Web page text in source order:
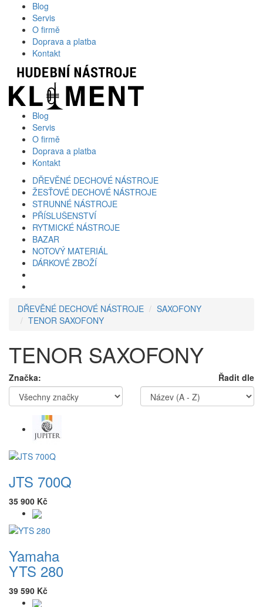
Blog
Servis
O firmě
Doprava a platba
Kontakt
Blog
Servis
O firmě
Doprava a platba
Kontakt
DŘEVĚNÉ DECHOVÉ NÁSTROJE
ŽESŤOVÉ DECHOVÉ NÁSTROJE
STRUNNÉ NÁSTROJE
PŘÍSLUŠENSTVÍ
RYTMICKÉ NÁSTROJE
BAZAR
NOTOVÝ MATERIÁL
DÁRKOVÉ ZBOŽÍ
DŘEVĚNÉ DECHOVÉ NÁSTROJE
SAXOFONY
TENOR SAXOFONY
TENOR SAXOFONY
Značka: Řadit dle
JTS 700Q
35 900 Kč
Yamaha
YTS 280
39 590 Kč